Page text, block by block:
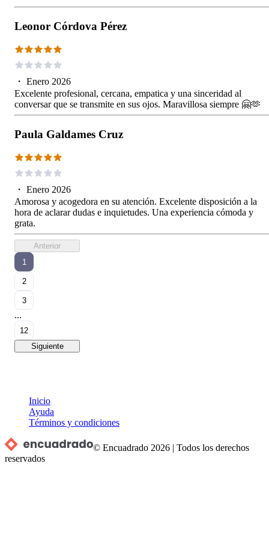
Leonor Córdova Pérez
・ Enero 2026
Excelente profesional, cercana, empatica y una sinceridad al
conversar que se transmite en sus ojos. Maravillosa siempre 🤗🫶
Paula Galdames Cruz
・ Enero 2026
Amorosa y acogedora en su atención. Excelente disposición a la
hora de aclarar dudas e inquietudes. Una experiencia cómoda y
grata.
Anterior
1
2
3
...
12
Siguiente
Inicio
Ayuda
Términos y condiciones
© Encuadrado 2026 |Todos los derechos
reservados